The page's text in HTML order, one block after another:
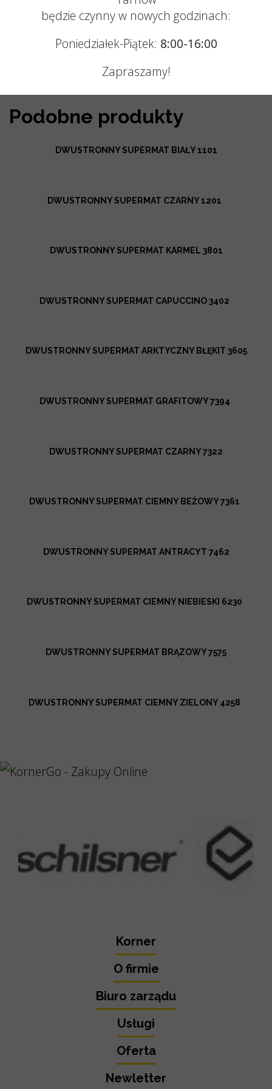
tel.: +48 666 867 919
Podobne produkty
DWUSTRONNY SUPERMAT BIAŁY 1101
DWUSTRONNY SUPERMAT CZARNY 1201
DWUSTRONNY SUPERMAT KARMEL 3801
DWUSTRONNY SUPERMAT CAPUCCINO 3402
DWUSTRONNY SUPERMAT ARKTYCZNY BŁĘKIT 3605
DWUSTRONNY SUPERMAT GRAFITOWY 7394
DWUSTRONNY SUPERMAT CZARNY 7322
DWUSTRONNY SUPERMAT CIEMNY BEŻOWY 7361
DWUSTRONNY SUPERMAT ANTRACYT 7462
DWUSTRONNY SUPERMAT CIEMNY NIEBIESKI 6230
DWUSTRONNY SUPERMAT BRĄZOWY 7575
DWUSTRONNY SUPERMAT CIEMNY ZIELONY 4258
Korner
O firmie
Biuro zarządu
Usługi
Oferta
Newletter
będzie czynny w nowych godzinach:
Poniedziałek-Piątek: 8:00-16:00
Zapraszamy!